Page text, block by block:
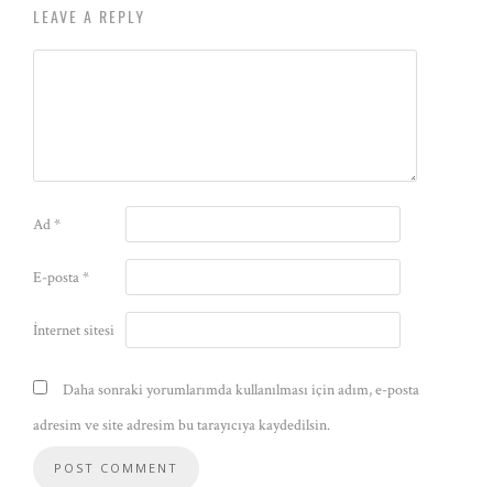
LEAVE A REPLY
Ad*
E-posta*
İnternet sitesi
Daha sonraki yorumlarımda kullanılması için adım, e-posta
adresim ve site adresim bu tarayıcıya kaydedilsin.